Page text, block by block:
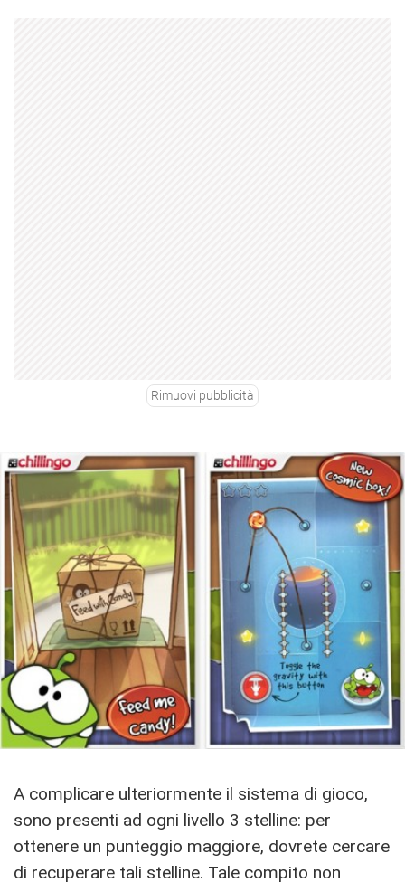
Rimuovi pubblicità
A complicare ulteriormente il sistema di gioco,
sono presenti ad ogni livello 3 stelline: per
ottenere un punteggio maggiore, dovrete cercare
di recuperare tali stelline. Tale compito non